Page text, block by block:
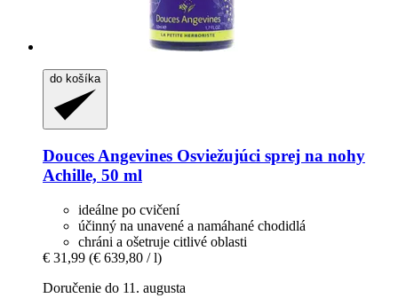
do košíka
Douces Angevines Osviežujúci sprej na nohy
Achille, 50 ml
ideálne po cvičení
účinný na unavené a namáhané chodidlá
chráni a ošetruje citlivé oblasti
€ 31,99 (€ 639,80 / l)
Doručenie do 11. augusta